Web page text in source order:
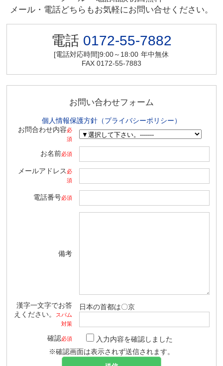
メール・電話どちらもお気軽にお問い合せください。
電話 0172-55-7882
[電話対応時間]9:00～18:00 年中無休
FAX 0172-55-7883
お問い合わせフォーム
個人情報保護方針（プライバシーポリシー）
お問合わせ内容必
須
お名前必須
メールアドレス 必
須
電話番号必須
備考
漢字一文字でお答
えください。
スパム
対策
日本の首都は〇京
確認必須
入力内容を確認しました
※確認画面は表示されず送信されます。